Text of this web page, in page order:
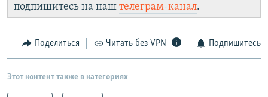
подпишитесь на наш телеграм-канал.
Поделиться Читать без VPN Подпишитесь
Этот контент также в категориях